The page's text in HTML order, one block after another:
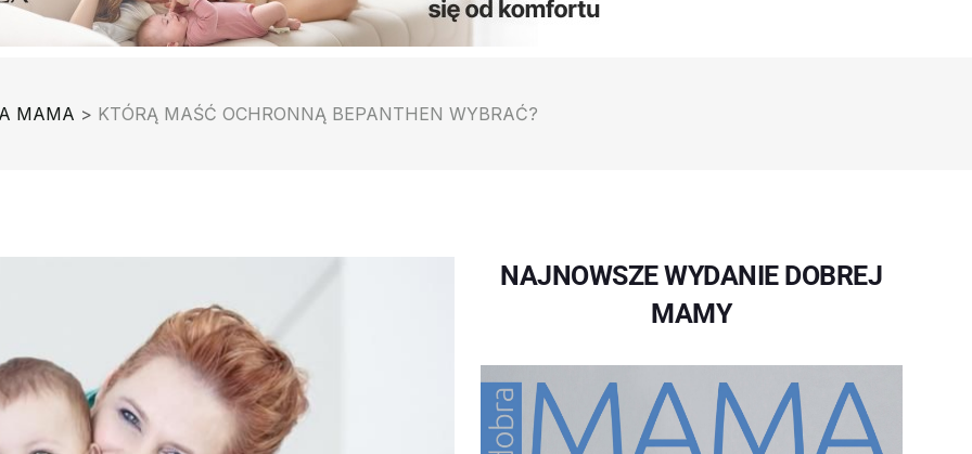
MAMA > KTÓRĄ MAŚĆ OCHRONNĄ BEPANTHEN WYBRAĆ?
NAJNOWSZE WYDANIE DOBREJ
MAMY